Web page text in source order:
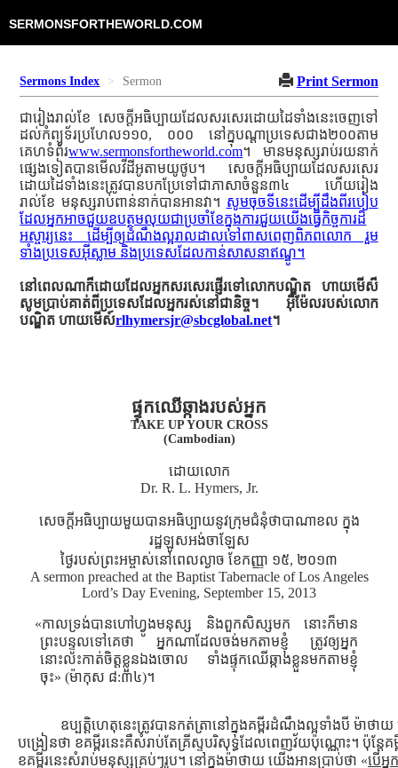
SERMONSFORTHEWORLD.COM
Sermons Index Sermon Print Sermon
ជារៀងរាល់ខែ សេចក្ដីអធិប្បាយដែលសរសេរដោយដៃទាំងនេះចេញទៅ
ដល់កំព្យូទ័រប្រហែល១១០, ០០០ នៅក្នុបណ្ដាប្រទេសជាង២០០តាម
គេហទំព័រwww.sermonsfortheworld.com។ មានមនុស្សរាប់រយនាក់
ផ្សេងទៀតបានមើលវីដីអូតាមយូថូប។ សេចក្ដីអធិប្បាយដែលសរសេរ
ដោយដៃទាំងនេះត្រូវបានបកប្រែទៅជាភាសាចំនួន៣៤ ហើយរៀង
រាល់ខែ មនុស្សរាប់ពាន់នាក់បានអានវា។ សូមចុចទីនេះដើម្បីដឹងពីរបៀប
ដែលអ្នកអាចជួយឧបត្ថមលុយជាប្រចាំខែក្នុងការជួយយើងធ្វើកិច្ចការដ៏
អស្ចារ្យនេះ ដើម្បីឲ្យដំណឹងល្អរាលដាលទៅពាសពេញពិភពលោក រួម
ទាំងប្រទេសអ៊ីស្លាម និងប្រទេសដែលកាន់សាសនាឥណ្ឌូ។
នៅពេលណាក៏ដោយដែលអ្នកសរសេរផ្ញើរទៅលោកបណ្ឌិត ហាយមើស៏
សូមប្រាប់គាត់ពីប្រទេសដែលអ្នករស់នៅជានិច្ច។ អ៊ីម៉ែលរបស់លោក
បណ្ឌិត ហាយមើស៍rlhymersjr@sbcglobal.net។
ផ្ទុកឈើឆ្កាងរបស់អ្នក
TAKE UP YOUR CROSS
(Cambodian)
ដោយលោក
Dr. R. L. Hymers, Jr.
សេចក្ដីអធិប្បាយមួយបានអធិប្បាយនូវក្រុមជំនុំថាបាណាខល ក្នុង
រដ្ឋឡូសអង់ចាឡែស
ថ្ងៃរបស់ព្រះអម្ចាស់នៅពេលល្ងាច ខែកញ្ញា ១៥, ២០១៣
A sermon preached at the Baptist Tabernacle of Los Angeles
Lord’s Day Evening, September 15, 2013
«កាលទ្រង់បានហៅហ្វូងមនុស្ស និងពួកសិស្សមក នោះក៏មាន
ព្រះបន្ទូលទៅគេថា អ្នកណាដែលចង់មកតាមខ្ញុំ ត្រូវឲ្យអ្នក
នោះលះកាត់ចិត្តខ្លួនឯងចោល ទាំងផ្ទុកឈើឆ្កាងខ្លួនមកតាមខ្ញុំ
ចុះ» (ម៉ាកុស ៨:៣៤)។
ឧប្បត្ដិហេតុនេះត្រូវបានកត់ត្រានៅក្នុងគម្ពីរដំណឹងល្អទាំងបី ម៉ាថា
បង្រៀនថា ខគម្ពីរនេះគឺសំរាប់តែគ្រីស្ទបរិសុទ្ធដែលពេញវ័យប៉ុណ្ណោះ។ ប៉ុន្ដ
ខគម្ពីរនេះសំរាប់មនុស្សគ្រប់ៗរូប។ នៅក្នុងម៉ាថាយ យើងអានប្រាប់ថា «បើអ្